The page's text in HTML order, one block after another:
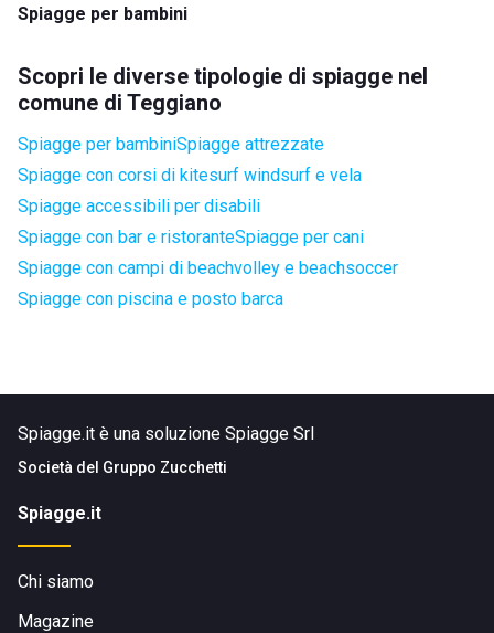
Spiagge per bambini
Scopri le diverse tipologie di spiagge nel
comune di Teggiano
Spiagge per bambiniSpiagge attrezzate
Spiagge con corsi di kitesurf windsurf e vela
Spiagge accessibili per disabili
Spiagge con bar e ristoranteSpiagge per cani
Spiagge con campi di beachvolley e beachsoccer
Spiagge con piscina e posto barca
Spiagge.it è una soluzione Spiagge Srl
Società del Gruppo Zucchetti
Spiagge.it
Chi siamo
Magazine